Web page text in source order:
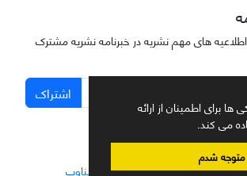
برای اطمینان از ارائه
می کند.
متوجه شدم
اطلاعیه های مهم نشریه در خبرنامه نشریه مشترک
اشتراک
علمی.طراحی و پیاده سازی از سیناوب